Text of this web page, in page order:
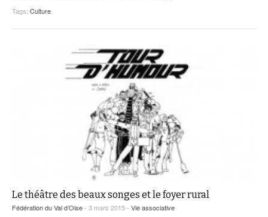
Tags: Culture
Le théâtre des beaux songes et le foyer rural
Fédération du Val d’Oise- 3 mars 2015 - Vie associative